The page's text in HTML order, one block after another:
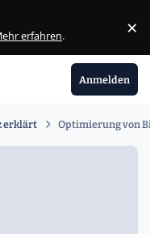
erfahren. ×
Anmelden
erklärt Optimierung von